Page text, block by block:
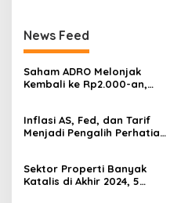
News Feed
Saham ADRO Melonjak
Kembali ke Rp2.000-an,
Inflasi AS, Fed, dan Tarif
Menjadi Pengalih Perhatian
Sektor Properti Banyak
Katalis di Akhir 2024, 5